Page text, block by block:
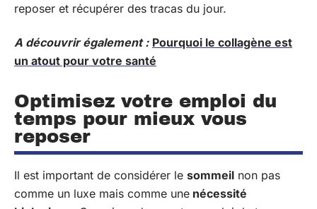
reposer et récupérer des tracas du jour.
A découvrir également : Pourquoi le collagène est
un atout pour votre santé
Optimisez votre emploi du
temps pour mieux vous
reposer
Il est important de considérer le sommeil non pas
comme un luxe mais comme une nécessité